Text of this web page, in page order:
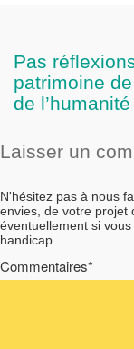
Pas
patrimoine
de l’humanité
Laisser un
N'hésitez pas à nous
envies, de votre projet
éventuellement si
handicap…
Commentaires*